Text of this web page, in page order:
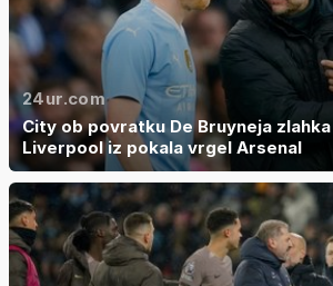
24ur.com
City ob povratku De Bruyneja
Liverpool iz pokala vrgel Arsenal